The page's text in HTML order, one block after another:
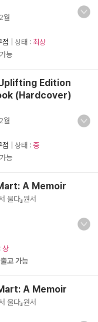
월
점 | 상태 : 최상
능
Edition
(Hardcover)
월
점 | 상태 : 중
능
A Memoir
울다』원서
상
고 가능
A Memoir
울다』원서